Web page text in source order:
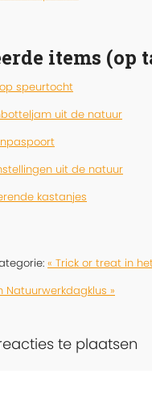
items (op
speurtocht
uit de natuur
uit de natuur
kastanjes
« Trick or treat in
Natuurwerkdagklus »
te plaatsen